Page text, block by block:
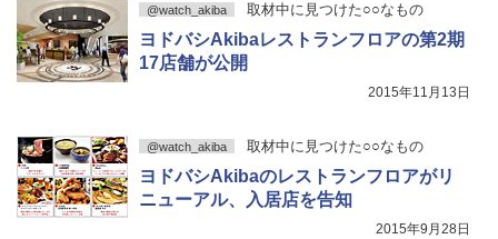
@watch_akiba 取材中に見つけた○○なもの
ヨドバシAkibaレストランフロアの第2期
17店舗が公開
2015年11月13日
@watch_akiba 取材中に見つけた○○なもの
ヨドバシAkibaのレストランフロアがリ
ニューアル、入居店を告知
2015年9月28日